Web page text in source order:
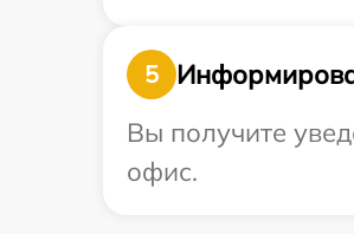
5
Вы получите
офис.